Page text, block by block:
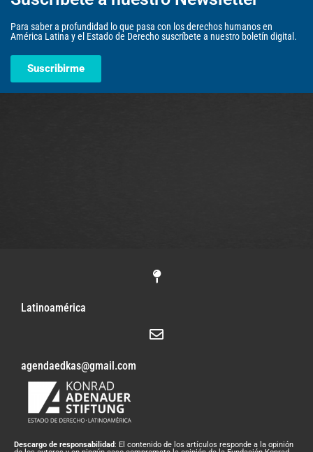
Para saber a profundidad lo que pasa con los derechos humanos en
América Latina y el Estado de Derecho suscríbete a nuestro boletín digital.
Suscribirme
Latinoamérica
agendaedkas@gmail.com
Descargo de responsabilidad: El contenido de los artículos responde a la opinión